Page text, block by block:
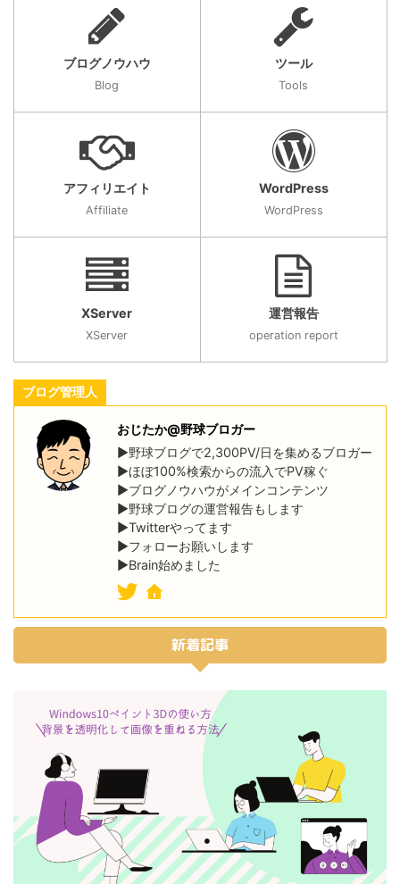
ブログノウハウ
Blog
ツール
Tools
アフィリエイト
Affiliate
WordPress
WordPress
XServer
XServer
運営報告
operation report
ブログ管理人
おじたか@野球ブロガー
▶野球ブログで2,300PV/日を集めるブロガー
▶ほぼ100%検索からの流入でPV稼ぐ
▶ブログノウハウがメインコンテンツ
▶野球ブログの運営報告もします
▶Twitterやってます
▶フォローお願いします
▶Brain始めました
新着記事